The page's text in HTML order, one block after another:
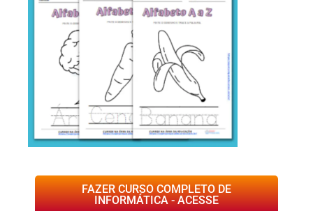
FAZER CURSO COMPLETO DE
INFORMÁTICA - ACESSE